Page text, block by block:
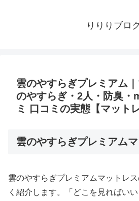
りりりブロ
雲のやすらぎプレミアム
のやすらぎ・2人・防臭・
ミ 口コミの実態【マットレ
雲のやすらぎプレミアム
雲のやすらぎプレミアムマットレ
く紹介します。「どこを見ればい